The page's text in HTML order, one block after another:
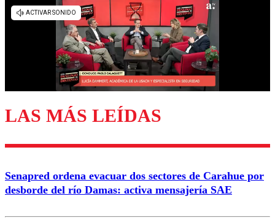
LAS MÁS LEÍDAS
Senapred ordena evacuar dos sectores de Carahue por
desborde del río Damas: activa mensajería SAE